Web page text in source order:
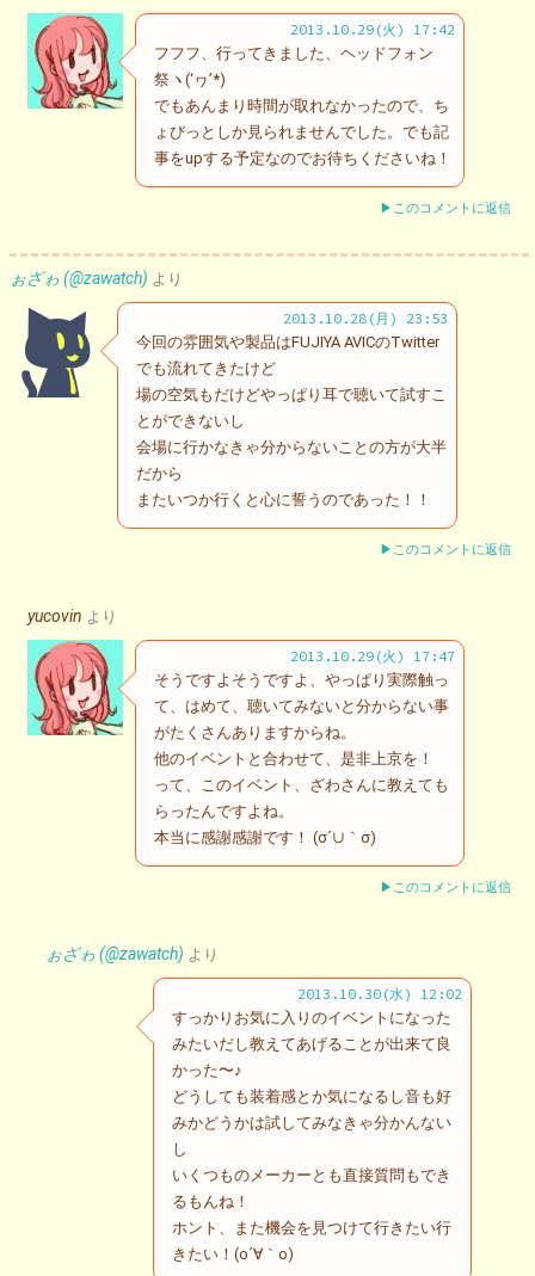
2013.10.29(火) 17:42
フフフ、行ってきました、ヘッドフォン
祭ヽ(‘ヮ’*)ゝ
でもあんまり時間が取れなかったので、ち
ょびっとしか見られませんでした。でも記
事をupする予定なのでお待ちくださいね！
▶このコメントに返信
ぉざゎ (@zawatch) より
2013.10.28(月) 23:53
今回の雰囲気や製品はFUJIYA AVICのTwitter
でも流れてきたけど
場の空気もだけどやっぱり耳で聴いて試すこ
とができないし
会場に行かなきゃ分からないことの方が大半
だから
またいつか行くと心に誓うのであった！！
▶このコメントに返信
yucovin より
2013.10.29(火) 17:47
そうですよそうですよ、やっぱり実際触っ
て、はめて、聴いてみないと分からない事
がたくさんありますからね。
他のイベントと合わせて、是非上京を！
って、このイベント、ざわさんに教えても
らったんですよね。
本当に感謝感謝です！ (σ´∪｀σ)
▶このコメントに返信
ぉざゎ (@zawatch) より
2013.10.30(水) 12:02
すっかりお気に入りのイベントになった
みたいだし教えてあげることが出来て良
かった〜♪
どうしても装着感とか気になるし音も好
みかどうかは試してみなきゃ分かんない
し
いくつものメーカーとも直接質問もでき
るもんね！
ホント、また機会を見つけて行きたい行
きたい！(o´∀｀o)